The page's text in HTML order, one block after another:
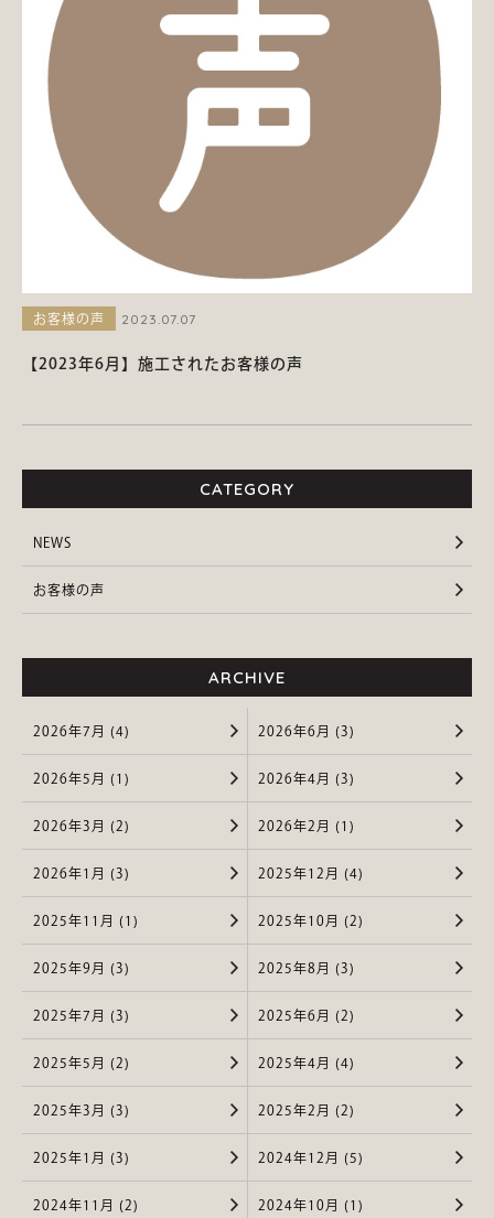
お客様の声 2023.07.07
【2023年6月】施工されたお客様の声
CATEGORY
NEWS
お客様の声
ARCHIVE
2026年7月 (4) 2026年6月 (3)
2026年5月 (1) 2026年4月 (3)
2026年3月 (2) 2026年2月 (1)
2026年1月 (3) 2025年12月 (4)
2025年11月 (1) 2025年10月 (2)
2025年9月 (3) 2025年8月 (3)
2025年7月 (3) 2025年6月 (2)
2025年5月 (2) 2025年4月 (4)
2025年3月 (3) 2025年2月 (2)
2025年1月 (3) 2024年12月 (5)
2024年11月 (2) 2024年10月 (1)